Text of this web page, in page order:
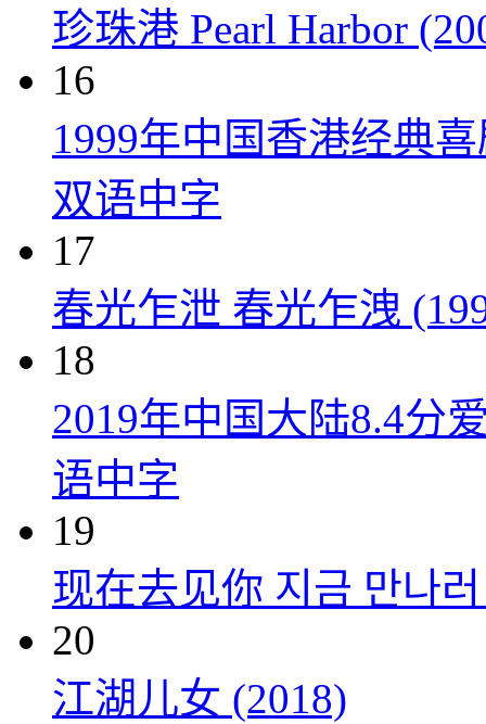
珍珠港 Pearl Harbor
16
1999年中国香港经典
双语中字
17
春光乍泄 春光乍洩
18
2019年中国大陆8.4分
语中字
19
现在去见你 지금 만나
20
江湖儿女 (2018)